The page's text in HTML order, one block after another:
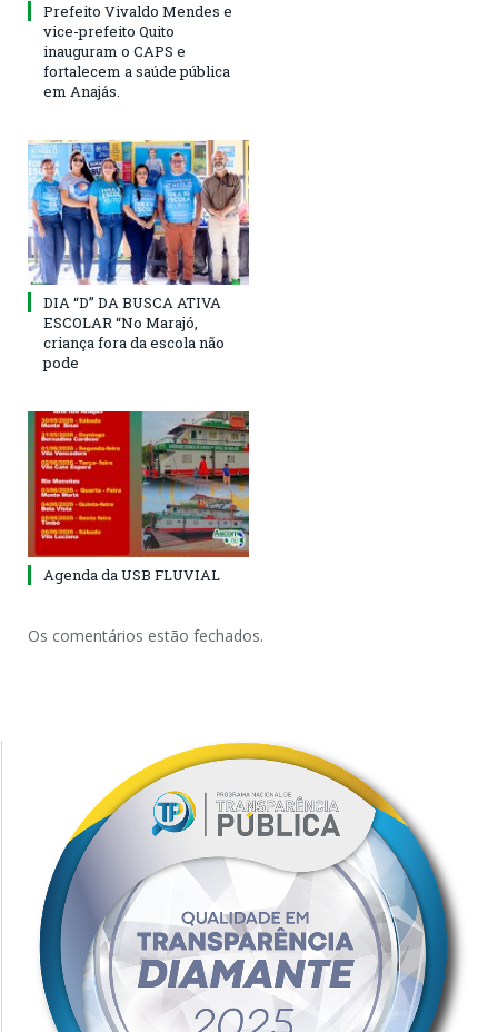
Prefeito Vivaldo Mendes e
vice-prefeito Quito
inauguram o CAPS e
fortalecem a saúde pública
em Anajás.
DIA “D” DA BUSCA ATIVA
ESCOLAR “No Marajó,
criança fora da escola não
pode
Agenda da USB FLUVIAL
Os comentários estão fechados.